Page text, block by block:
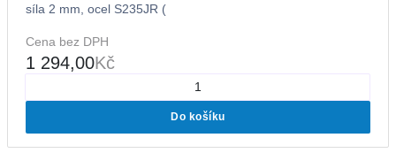
síla 2 mm, ocel S235JR (
Cena bez DPH
1 294,00Kč
Do košíku